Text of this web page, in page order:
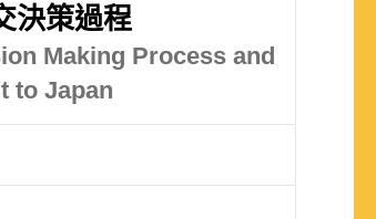
決策過程
Making Process and
to Japan